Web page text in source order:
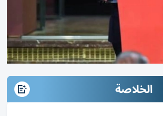
الخلاصة